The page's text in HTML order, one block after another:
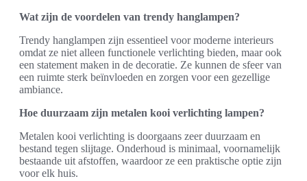
Wat zijn de voordelen van trendy hanglampen?
Trendy hanglampen zijn essentieel voor moderne interieurs
omdat ze niet alleen functionele verlichting bieden, maar ook
een statement maken in de decoratie. Ze kunnen de sfeer van
een ruimte sterk beïnvloeden en zorgen voor een gezellige
ambiance.
Hoe duurzaam zijn metalen kooi verlichting lampen?
Metalen kooi verlichting is doorgaans zeer duurzaam en
bestand tegen slijtage. Onderhoud is minimaal, voornamelijk
bestaande uit afstoffen, waardoor ze een praktische optie zijn
voor elk huis.